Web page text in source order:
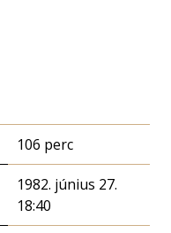
106 perc
1982. június 27.
18:40